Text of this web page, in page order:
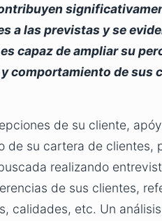
a las previstas y se
capaz de ampliar su
comportamiento de sus
de su cliente,
de su cartera de clientes,
realizando
de sus clientes,
calidades, etc. Un